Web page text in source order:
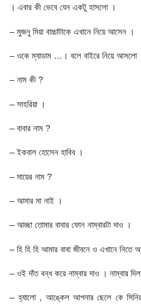
। এবার কী ভেবে যেন একটু হাসলো ।
– মুজনু মিয়া বাচ্চাটাকে এখানে নিয়ে আসেন ।
– ওকে ম্যাডাম …। বলে বাইরে নিয়ে আসলো
– নাম কী ?
– সাহরিয়া ।
– বাবার নাম ?
– ইকবাল হোসেন হাবিব ।
– মায়ের নাম ?
– আমার মা নাই ।
– আচ্ছা তোমার বাবার ফোন নাম্বারটা দাও ।
– হি হি হি আমার বাবা জীবনে ও এখানে নিতে
– ওই দাঁত বন্ধ করে নাম্বার দাও । নাম্বার
– হ্যালো , আঙ্কেল আপনার ছেলে কে